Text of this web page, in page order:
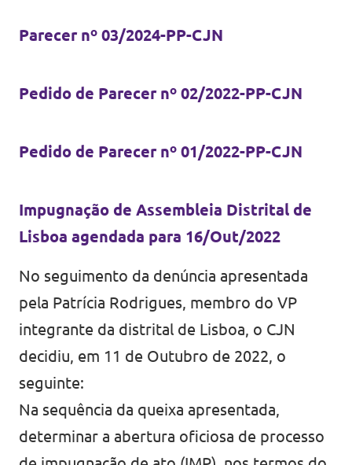
Fazer donativo
Parecer nº 03/2024-PP-CJN
Pedido de Parecer nº 02/2022-PP-CJN
Pedido de Parecer nº 01/2022-PP-CJN
Impugnação de Assembleia Distrital de
Lisboa agendada para 16/Out/2022
No seguimento da denúncia apresentada
pela Patrícia Rodrigues, membro do VP
integrante da distrital de Lisboa, o CJN
decidiu, em 11 de Outubro de 2022, o
seguinte:
Na sequência da queixa apresentada,
determinar a abertura oficiosa de processo